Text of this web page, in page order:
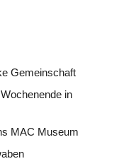
Gemeinschaft
in
MAC Museum